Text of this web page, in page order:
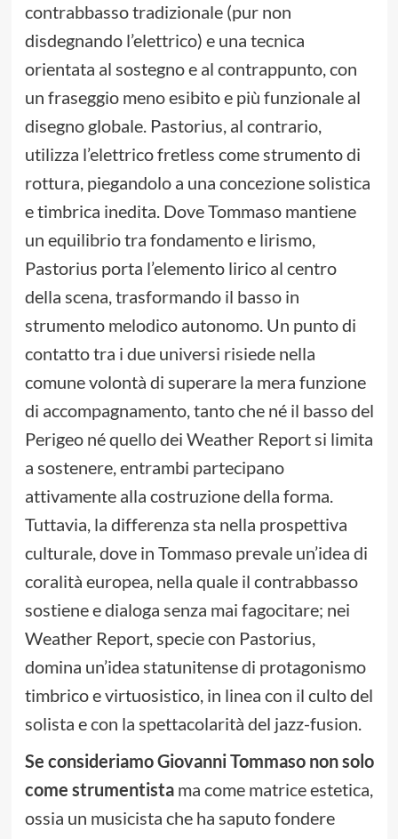
contrabbasso tradizionale (pur non
disdegnando l’elettrico) e una tecnica
orientata al sostegno e al contrappunto, con
un fraseggio meno esibito e più funzionale al
disegno globale. Pastorius, al contrario,
utilizza l’elettrico fretless come strumento di
rottura, piegandolo a una concezione solistica
e timbrica inedita. Dove Tommaso mantiene
un equilibrio tra fondamento e lirismo,
Pastorius porta l’elemento lirico al centro
della scena, trasformando il basso in
strumento melodico autonomo. Un punto di
contatto tra i due universi risiede nella
comune volontà di superare la mera funzione
di accompagnamento, tanto che né il basso del
Perigeo né quello dei Weather Report si limita
a sostenere, entrambi partecipano
attivamente alla costruzione della forma.
Tuttavia, la differenza sta nella prospettiva
culturale, dove in Tommaso prevale un’idea di
coralità europea, nella quale il contrabbasso
sostiene e dialoga senza mai fagocitare; nei
Weather Report, specie con Pastorius,
domina un’idea statunitense di protagonismo
timbrico e virtuosistico, in linea con il culto del
solista e con la spettacolarità del jazz-fusion.
Se consideriamo Giovanni Tommaso non solo
come strumentistama come matrice estetica,
ossia un musicista che ha saputo fondere